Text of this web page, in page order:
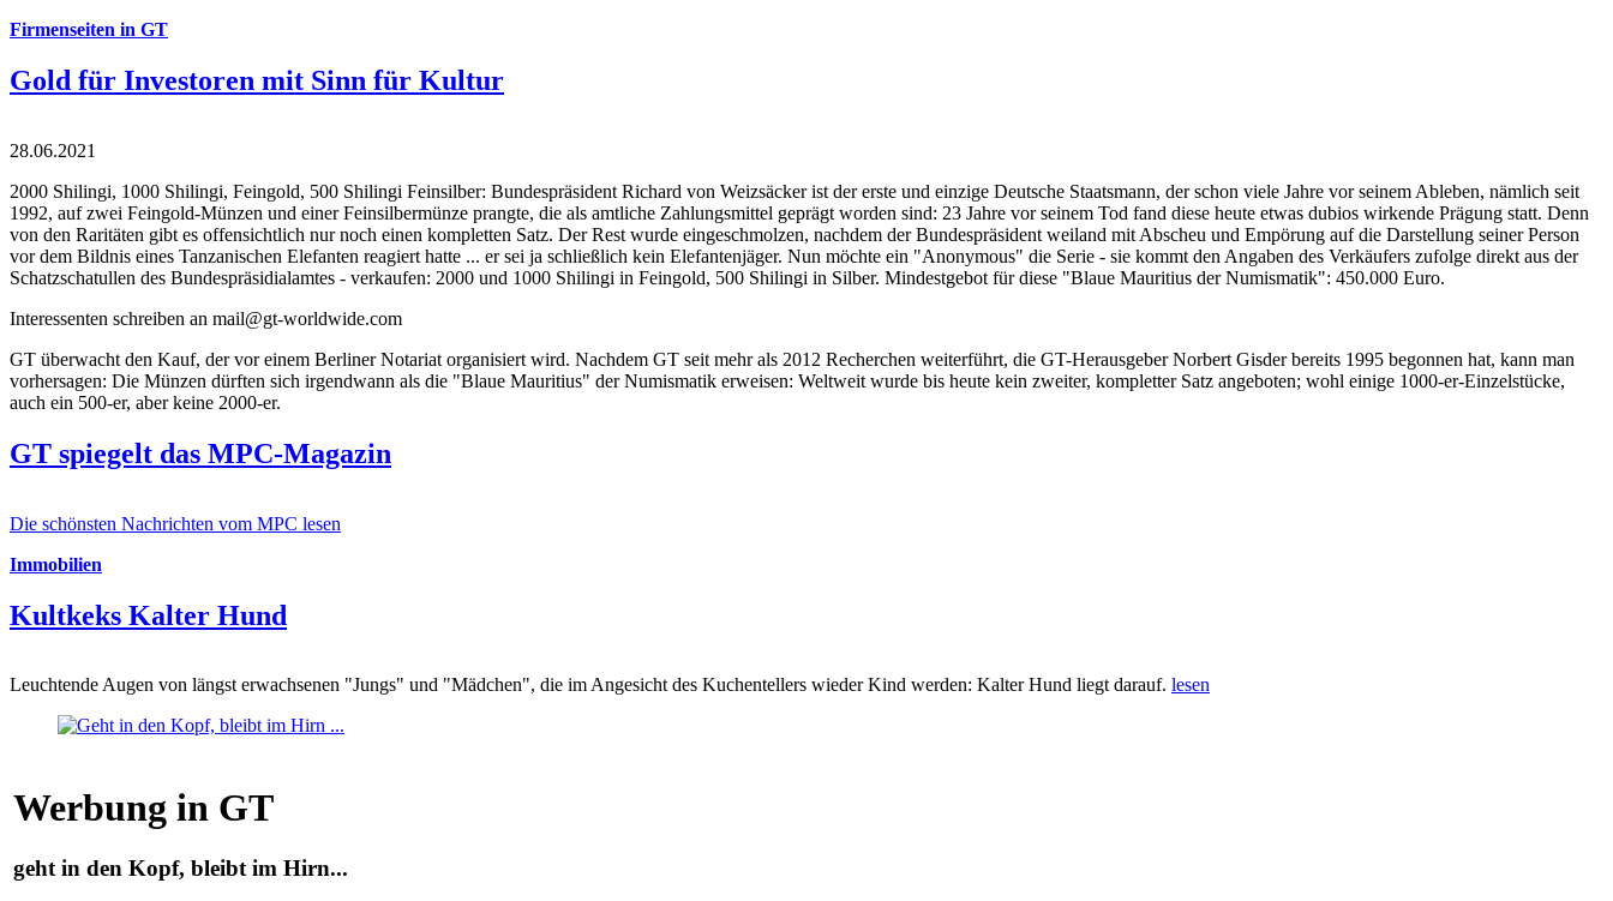
Firmenseiten in GT
Gold für Investoren mit Sinn für Kultur
28.06.2021
2000 Shilingi, 1000 Shilingi, Feingold, 500 Shilingi Feinsilber: Bundespräsident Richard von Weizsäcker ist der erste und einzige Deutsche Staatsmann, der schon viele Jahre vor seinem Ableben, nämlich seit
1992, auf zwei Feingold-Münzen und einer Feinsilbermünze prangte, die als amtliche Zahlungsmittel geprägt worden sind: 23 Jahre vor seinem Tod fand diese heute etwas dubios wirkende Prägung statt. Denn
von den Raritäten gibt es offensichtlich nur noch einen kompletten Satz. Der Rest wurde eingeschmolzen, nachdem der Bundespräsident weiland mit Abscheu und Empörung auf die Darstellung seiner Person
vor dem Bildnis eines Tanzanischen Elefanten reagiert hatte ... er sei ja schließlich kein Elefantenjäger. Nun möchte ein "Anonymous" die Serie - sie kommt den Angaben des Verkäufers zufolge direkt aus der
Schatzschatullen des Bundespräsidialamtes - verkaufen: 2000 und 1000 Shilingi in Feingold, 500 Shilingi in Silber. Mindestgebot für diese "Blaue Mauritius der Numismatik": 450.000 Euro.
Interessenten schreiben an mail@gt-worldwide.com
GT überwacht den Kauf, der vor einem Berliner Notariat organisiert wird. Nachdem GT seit mehr als 2012 Recherchen weiterführt, die GT-Herausgeber Norbert Gisder bereits 1995 begonnen hat, kann man
vorhersagen: Die Münzen dürften sich irgendwann als die "Blaue Mauritius" der Numismatik erweisen: Weltweit wurde bis heute kein zweiter, kompletter Satz angeboten; wohl einige 1000-er-Einzelstücke,
auch ein 500-er, aber keine 2000-er.
GT spiegelt das MPC-Magazin
Die schönsten Nachrichten vom MPC lesen
Immobilien
Kultkeks Kalter Hund
Leuchtende Augen von längst erwachsenen "Jungs" und "Mädchen", die im Angesicht des Kuchentellers wieder Kind werden: Kalter Hund liegt darauf. lesen
Werbung in GT
geht in den Kopf, bleibt im Hirn...